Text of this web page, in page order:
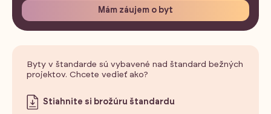
Mám záujem o byt
Byty v štandarde sú vybavené nad štandard bežných
projektov. Chcete vedieť ako?
Stiahnite si brožúru štandardu